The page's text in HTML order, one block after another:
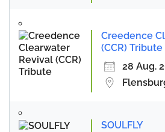
Creedence
(CCR) Tribute
28 Aug.
SOULFLY